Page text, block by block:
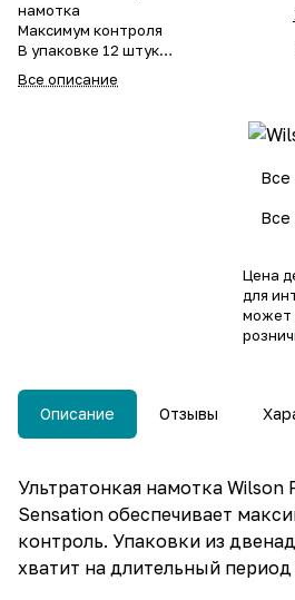
намотка
Максимум контроля
В упаковке 12 штук
Все описание
Все
Все
Цена
для
может
Описание Отзывы
Ультратонкая намотка Wilson
Sensation обеспечивает
контроль. Упаковки из
хватит на длительный